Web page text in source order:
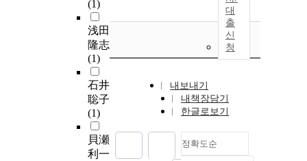
(1)
浅田
隆志
(1)
石井
聡子
(1)
貝瀬
利一
대
출
신
청
내보내기
내책장담기
한글로보기
정확도순